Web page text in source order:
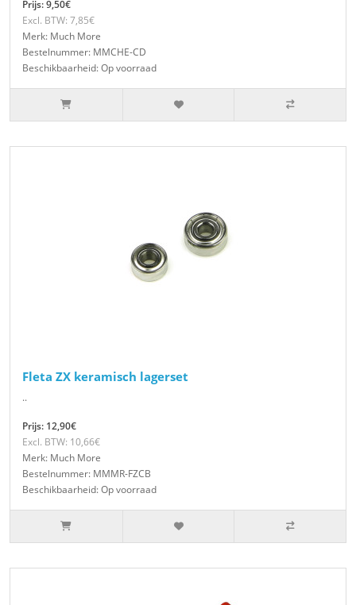
Prijs: 9,50€
Excl. BTW: 7,85€
Merk: Much More
Bestelnummer: MMCHE-CD
Beschikbaarheid: Op voorraad
Fleta ZX keramisch lagerset
..
Prijs: 12,90€
Excl. BTW: 10,66€
Merk: Much More
Bestelnummer: MMMR-FZCB
Beschikbaarheid: Op voorraad